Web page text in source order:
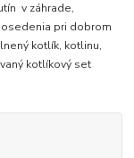
v záhrade,
pri dobrom
kotlík, kotlinu,
kotlíkový set